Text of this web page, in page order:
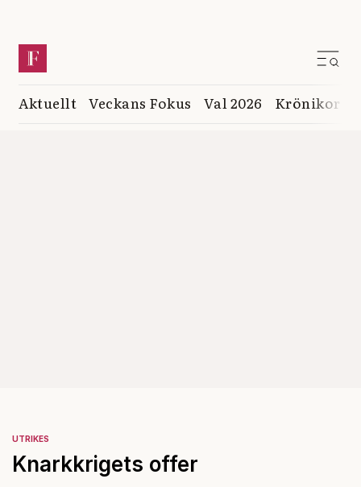
Aktuellt Veckans Fokus Val 2026 Krönikor
UTRIKES
Knarkkrigets offer